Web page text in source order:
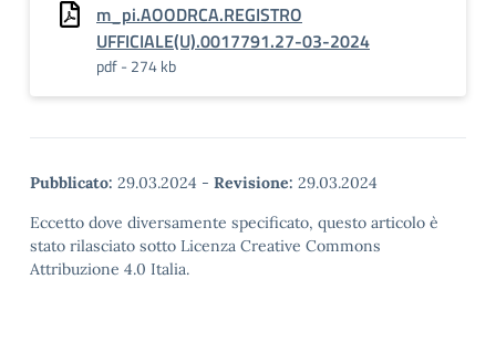
m_pi.AOODRCA.REGISTRO
UFFICIALE(U).0017791.27-03-2024
pdf - 274 kb
Pubblicato: 29.03.2024 - Revisione: 29.03.2024
Eccetto dove diversamente specificato, questo articolo è
stato rilasciato sotto Licenza Creative Commons
Attribuzione 4.0 Italia.